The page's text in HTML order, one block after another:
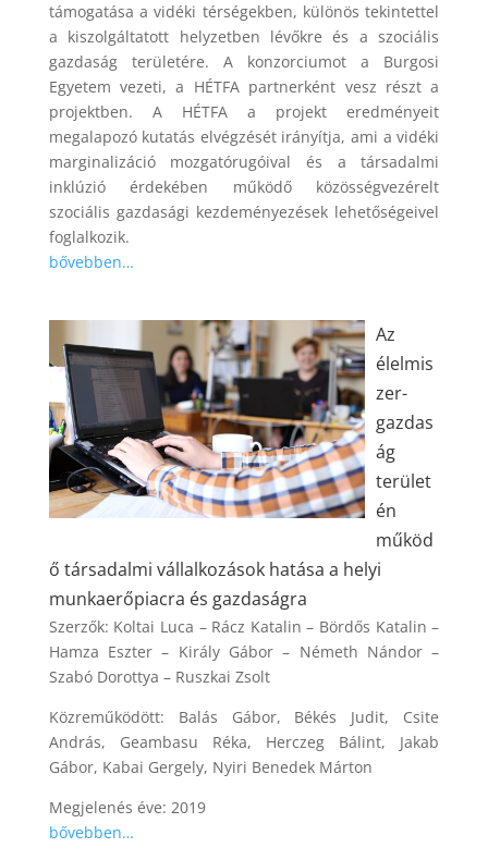
támogatása a vidéki térségekben, különös tekintettel
a kiszolgáltatott helyzetben lévőkre és a szociális
gazdaság területére. A konzorciumot a Burgosi
Egyetem vezeti, a HÉTFA partnerként vesz részt a
projektben. A HÉTFA a projekt eredményeit
megalapozó kutatás elvégzését irányítja, ami a vidéki
marginalizáció mozgatórugóival és a társadalmi
inklúzió érdekében működő közösségvezérelt
szociális gazdasági kezdeményezések lehetőségeivel
foglalkozik.
bővebben…
Az
élelmis
zer-
gazdas
ág
terület
én
működ
ő társadalmi vállalkozások hatása a helyi
munkaerőpiacra és gazdaságra
Szerzők: Koltai Luca – Rácz Katalin – Bördős Katalin –
Hamza Eszter – Király Gábor – Németh Nándor –
Szabó Dorottya – Ruszkai Zsolt
Közreműködött: Balás Gábor, Békés Judit, Csite
András, Geambasu Réka, Herczeg Bálint, Jakab
Gábor, Kabai Gergely, Nyiri Benedek Márton
Megjelenés éve: 2019
bővebben…